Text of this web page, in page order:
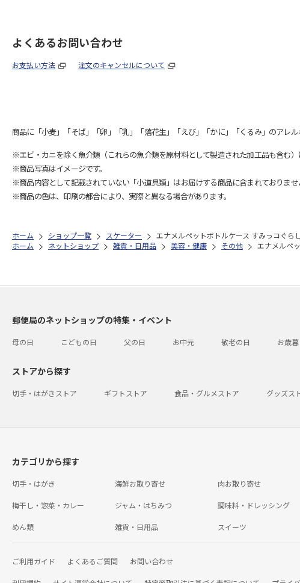
よくあるお問い合わせ
お支払い方法 注文のキャンセルについて
商品に「小麦」「そば」「卵」「乳」「落花生」「えび」「かに」「くるみ」のアレ
※エビ・カニを除く魚介類（これらの魚介類を原材料として製造された加工品も含む
※商品写真はイメージです。
※商品内容として記載されていない「小道具類」はお届けする商品に含まれておりませ
※商品の色は、印刷の都合により、実際と異なる場合があります。
ホーム ショップ一覧 スケーター
エナメルペットボトルケース すみっコぐら
ホーム
ネットショップ 雑貨・日用品 美容・健康 その他 エナメルペ
郵便局のネットショップの特集・イベント
母の日 こどもの日 父の日 お中元 敬老の日 お歳暮
ストアから探す
切手・はがきストア ギフトストア 食品・グルメストア グッズス
カテゴリから探す
切手・はがき 海鮮お取り寄せ 肉お取り寄せ
梅干し・惣菜・カレー ジャム・はちみつ 調味料・ドレッシング
めん類 雑貨・日用品 スイーツ
ご利用ガイド よくあるご質問 お問い合わせ